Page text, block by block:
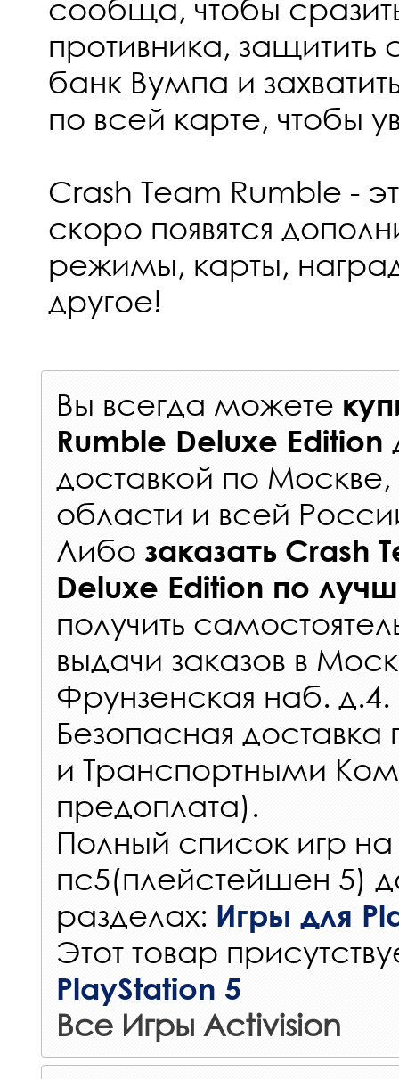
сообща, чтобы
противника, защитить
банк Вумпа и
по всей карте, чтобы
Crash Team Rumble -
скоро появятся
режимы, карты,
другое!
Вы всегда можете
Rumble Deluxe Edition
доставкой по
области и всей
Либо заказать Crash
Deluxe Edition по
получить
выдачи заказов в
Фрунзенская наб. д.4.
Безопасная
и Транспортными
предоплата).
Полный список игр на
пс5(плейстейшен 5)
разделах: Игры для
Этот товар
PlayStation 5
Все Игры Activision